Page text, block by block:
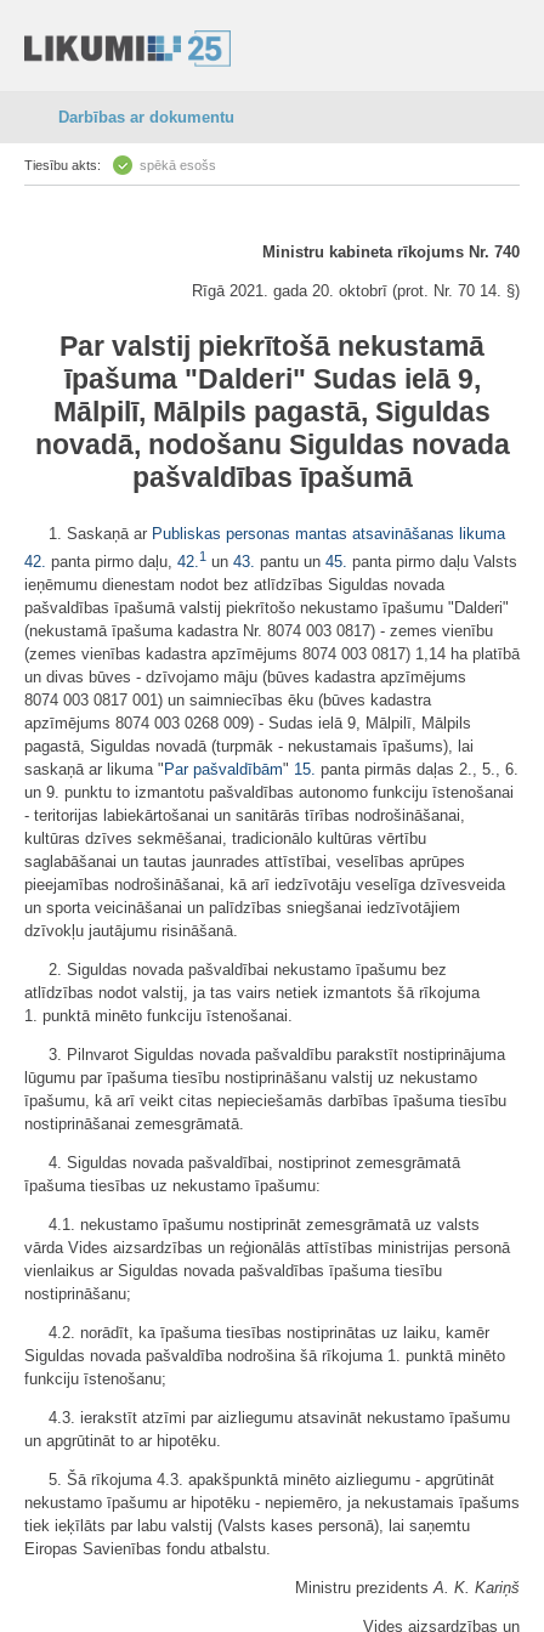
Darbības ar dokumentu
Tiesību akts: spēkā esošs
Ministru kabineta rīkojums Nr. 740
Rīgā 2021. gada 20. oktobrī (prot. Nr. 70 14. §)
Par valstij piekrītošā nekustamā
īpašuma "Dalderi" Sudas ielā 9,
Mālpilī, Mālpils pagastā, Siguldas
novadā, nodošanu Siguldas novada
pašvaldības īpašumā
1. Saskaņā ar Publiskas personas mantas atsavināšanas likuma
42. panta pirmo daļu, 42.1 un 43. pantu un 45. panta pirmo daļu Valsts
ieņēmumu dienestam nodot bez atlīdzības Siguldas novada
pašvaldības īpašumā valstij piekrītošo nekustamo īpašumu "Dalderi"
(nekustamā īpašuma kadastra Nr. 8074 003 0817) - zemes vienību
(zemes vienības kadastra apzīmējums 8074 003 0817) 1,14 ha platībā
un divas būves - dzīvojamo māju (būves kadastra apzīmējums
8074 003 0817 001) un saimniecības ēku (būves kadastra
apzīmējums 8074 003 0268 009) - Sudas ielā 9, Mālpilī, Mālpils
pagastā, Siguldas novadā (turpmāk - nekustamais īpašums), lai
saskaņā ar likuma " Par pašvaldībām" 15. panta pirmās daļas 2., 5., 6.
un 9. punktu to izmantotu pašvaldības autonomo funkciju īstenošanai
- teritorijas labiekārtošanai un sanitārās tīrības nodrošināšanai,
kultūras dzīves sekmēšanai, tradicionālo kultūras vērtību
saglabāšanai un tautas jaunrades attīstībai, veselības aprūpes
pieejamības nodrošināšanai, kā arī iedzīvotāju veselīga dzīvesveida
un sporta veicināšanai un palīdzības sniegšanai iedzīvotājiem
dzīvokļu jautājumu risināšanā.
2. Siguldas novada pašvaldībai nekustamo īpašumu bez
atlīdzības nodot valstij, ja tas vairs netiek izmantots šā rīkojuma
1. punktā minēto funkciju īstenošanai.
3. Pilnvarot Siguldas novada pašvaldību parakstīt nostiprinājuma
lūgumu par īpašuma tiesību nostiprināšanu valstij uz nekustamo
īpašumu, kā arī veikt citas nepieciešamās darbības īpašuma tiesību
nostiprināšanai zemesgrāmatā.
4. Siguldas novada pašvaldībai, nostiprinot zemesgrāmatā
īpašuma tiesības uz nekustamo īpašumu:
4.1. nekustamo īpašumu nostiprināt zemesgrāmatā uz valsts
vārda Vides aizsardzības un reģionālās attīstības ministrijas personā
vienlaikus ar Siguldas novada pašvaldības īpašuma tiesību
nostiprināšanu;
4.2. norādīt, ka īpašuma tiesības nostiprinātas uz laiku, kamēr
Siguldas novada pašvaldība nodrošina šā rīkojuma 1. punktā minēto
funkciju īstenošanu;
4.3. ierakstīt atzīmi par aizliegumu atsavināt nekustamo īpašumu
un apgrūtināt to ar hipotēku.
5. Šā rīkojuma 4.3. apakšpunktā minēto aizliegumu - apgrūtināt
nekustamo īpašumu ar hipotēku - nepiemēro, ja nekustamais īpašums
tiek ieķīlāts par labu valstij (Valsts kases personā), lai saņemtu
Eiropas Savienības fondu atbalstu.
Ministru prezidentsA. K. Kariņš
Vides aizsardzības un